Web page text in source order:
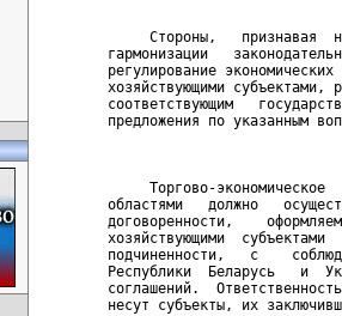
Стороны,   признавая
гармонизации
регулирование
хозяйствующими субъектами,
соответствующим
предложения по указанным
Торгово-экономическое
областями   должно
договоренности,
хозяйствующими
подчиненности,   с
Республики  Беларусь   и
соглашений.
несут субъекты, их